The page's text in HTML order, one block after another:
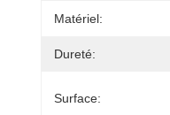
Matériel:
Dureté:
Surface: